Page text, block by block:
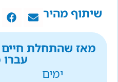
שיתוף מהיר
מאז שהתחלת חיים
עברו
ימים